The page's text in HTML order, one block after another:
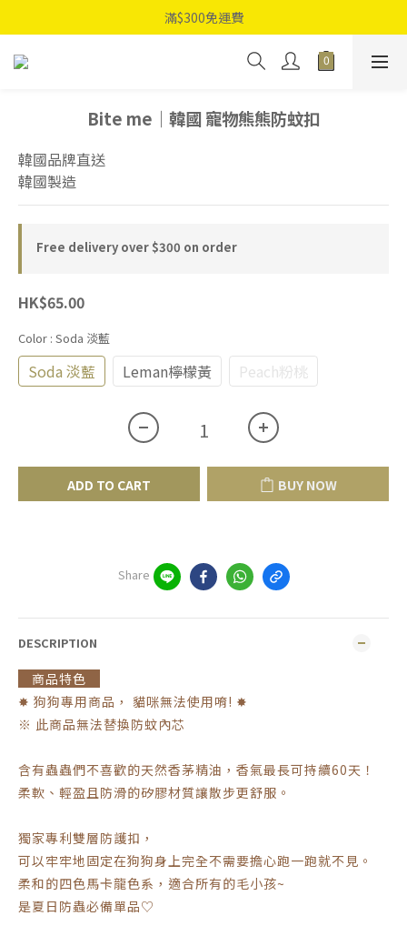
滿$300免運費
Bite me｜韓國 寵物熊熊防蚊扣
韓國品牌直送
韓國製造
Free delivery over $300 on order
HK$65.00
Color : Soda 淡藍
Soda 淡藍 Leman檸檬黃 Peach粉桃
ADD TO CART BUY NOW
Share
DESCRIPTION
商品特色
✸ 狗狗專用商品， 貓咪無法使用唷! ✸
※ 此商品無法替換防蚊內芯
含有蟲蟲們不喜歡的天然香茅精油，香氣最長可持續60天！
柔軟、輕盈且防滑的矽膠材質讓散步更舒服。
獨家專利雙層防護扣，
可以牢牢地固定在狗狗身上完全不需要擔心跑一跑就不見。
柔和的四色馬卡龍色系，適合所有的毛小孩~
是夏日防蟲必備單品♡